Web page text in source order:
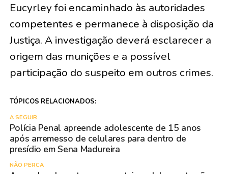
Eucyrley foi encaminhado às autoridades
competentes e permanece à disposição da
Justiça. A investigação deverá esclarecer a
origem das munições e a possível
participação do suspeito em outros crimes.
TÓPICOS RELACIONADOS:
A SEGUIR
Polícia Penal apreende adolescente de 15 anos
após arremesso de celulares para dentro de
presídio em Sena Madureira
NÃO PERCA